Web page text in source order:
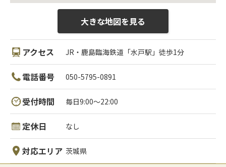
大きな地図を見る
アクセス JR・鹿島臨海鉄道「水戸駅」徒歩1分
電話番号 050-5795-0891
受付時間 毎日9:00～22:00
定休日 なし
対応エリア 茨城県